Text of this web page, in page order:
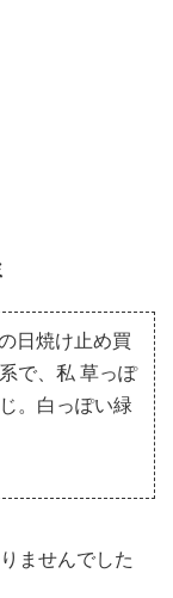
日焼け止め買
で、私 草っぽ
。白っぽい緑
ませんでした